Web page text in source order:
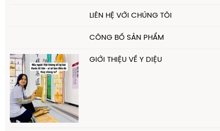
LIÊN HỆ VỚI CHÚNG TÔI
CÔNG BỐ SẢN PHẨM
GIỚI THIỆU VỀ Y DIỆU